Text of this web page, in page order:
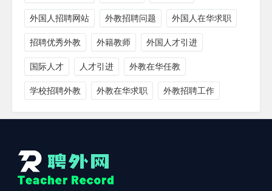
外国人招聘网站 外教招聘问题 外国人在华求职
招聘优秀外教 外籍教师 外国人才引进
国际人才 人才引进 外教在华任教
学校招聘外教 外教在华求职 外教招聘工作